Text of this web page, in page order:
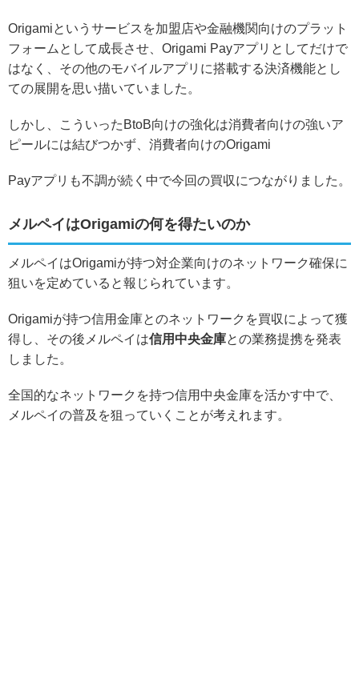
Origamiというサービスを加盟店や金融機関向けのプラット
フォームとして成長させ、Origami Payアプリとしてだけで
はなく、 その他のモバイルアプリに搭載する決済機能とし
ての展開を思い描いていました。
しかし、こういったBtoB向けの強化は消費者向けの強いア
ピールには結びつかず、消費者向けのOrigami
Payアプリも不調が続く中で今回の買収につながりました。
メルペイはOrigamiの何を得たいのか
メルペイはOrigamiが持つ対企業向けのネットワーク確保に
狙いを定めていると報じられています。
Origamiが持つ信用金庫とのネットワークを買収によって獲
得し、その後メルペイは信用中央金庫との業務提携を発表
しました。
全国的なネットワークを持つ信用中央金庫を活かす中で、
メルペイの普及を狙っていくことが考えれます。